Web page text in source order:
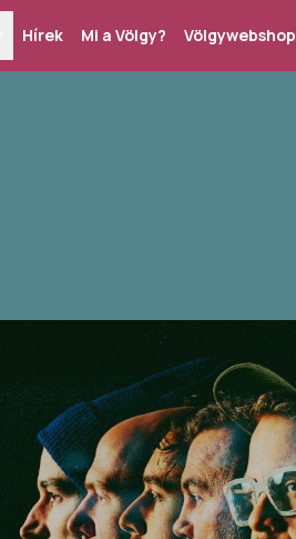
Hírek Mi a Völgy? Völgywebshop